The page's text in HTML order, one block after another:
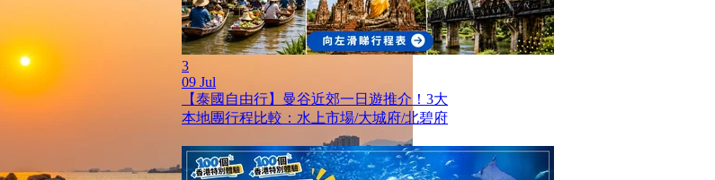
3
09 Jul
【泰國自由行】曼谷近郊一日遊推介！3大
本地團行程比較：水上市場/大城府/北碧府